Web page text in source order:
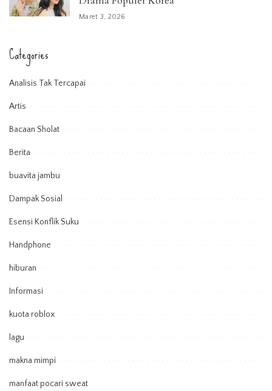
Maret 3, 2026
Categories
Analisis Tak Tercapai
Artis
Bacaan Sholat
Berita
buavita jambu
Dampak Sosial
Esensi Konflik Suku
Handphone
hiburan
Informasi
kuota roblox
lagu
makna mimpi
manfaat pocari sweat